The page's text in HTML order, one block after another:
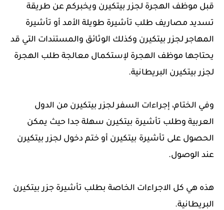
قبل موظف الهجرة لجزر بيتكيرن ويخبركم عن طريقة
تسديد مصاريف طلب تأشيرة طويلة الأمد أو تأشيرة
المهاجر لجزر بيتكيرن وكذلك الوثائق والمستندات التي قد
يحتاجها موظف الهجرة لإستكمال معالجة طلب الهجرة
لجزر بيتكيرن البريطانية.
وفي الختام، إجراءات السفر لجزر بيتكيرن من الدول
العربية وطلب تأشيرة بيتكيرن سهلة جدا حيث يمكن
الحصول على تأشيرة بيتكيرن أو ختم دخول لجزر بيتكيرن
عند الوصول.
هذه هي كل الاجراءات الخاصة بطلب تأشيرة جزر بيتكيرن
البريطانية.